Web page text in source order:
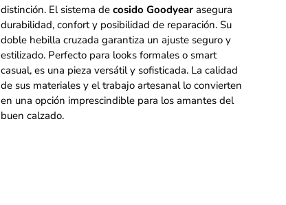
distinción. El sistema de cosido Goodyearasegura
durabilidad, confort y posibilidad de reparación. Su
doble hebilla cruzada garantiza un ajuste seguro y
estilizado. Perfecto para looks formales o smart
casual, es una pieza versátil y sofisticada. La calidad
de sus materiales y el trabajo artesanal lo convierten
en una opción imprescindible para los amantes del
buen calzado.